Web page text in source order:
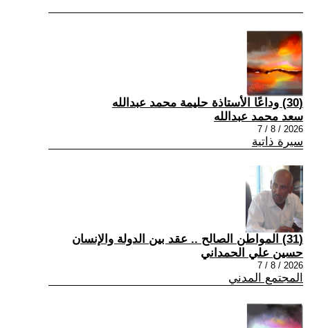
(30) وداعًا الأستاذة حليمة محمد عبدالله
سعد محمد عبدالله
2026 / 8 / 7
سيرة ذاتية
(31) المواطن الصالح .. عقد بين الدولة والإنسان
حسين علي الحمداني
2026 / 8 / 7
المجتمع المدني